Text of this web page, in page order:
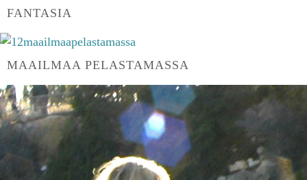
FANTASIA
MAAILMAA PELASTAMASSA